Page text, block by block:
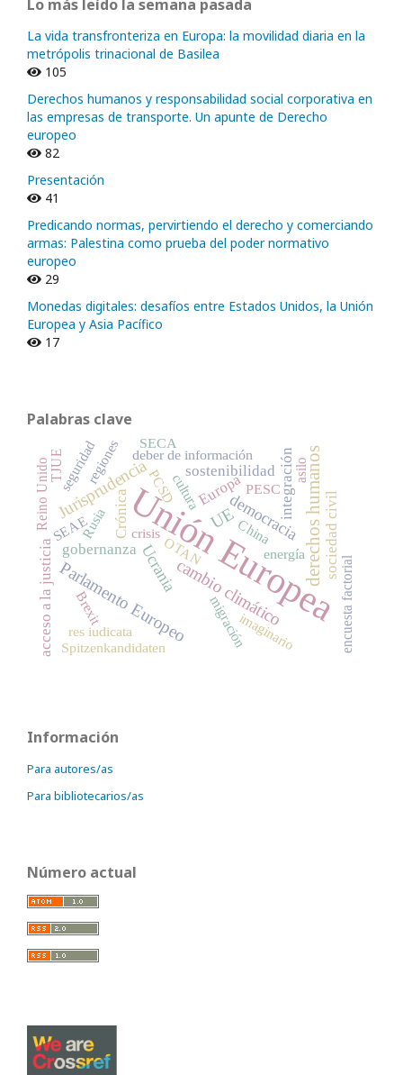
Lo más leído la semana pasada
La vida transfronteriza en Europa: la movilidad diaria en la
metrópolis trinacional de Basilea
105
Derechos humanos y responsabilidad social corporativa en
las empresas de transporte. Un apunte de Derecho
europeo
82
Presentación
41
Predicando normas, pervirtiendo el derecho y comerciando
armas: Palestina como prueba del poder normativo
europeo
29
Monedas digitales: desafíos entre Estados Unidos, la Unión
Europea y Asia Pacífico
17
Palabras clave
Unión Europea
derechos humanos
Parlamento Europeo
UE
cambio climático
Jurisprudencia democracia
Ucrania
Europa
Crónica integración
gobernanza
acceso a la justicia
sociedad civil
sostenibilidad
migración
crisis
PCSD
regiones
Rusia
Brexit
Spitzenkandidaten encuesta factorial
cultura PESC
imaginario
seguridad
energía
Reino Unido
res iudicata
deber de información
China
TJUE
OTAN
SEAE
SECA
asilo
Información
Para autores/as
Para bibliotecarios/as
Número actual